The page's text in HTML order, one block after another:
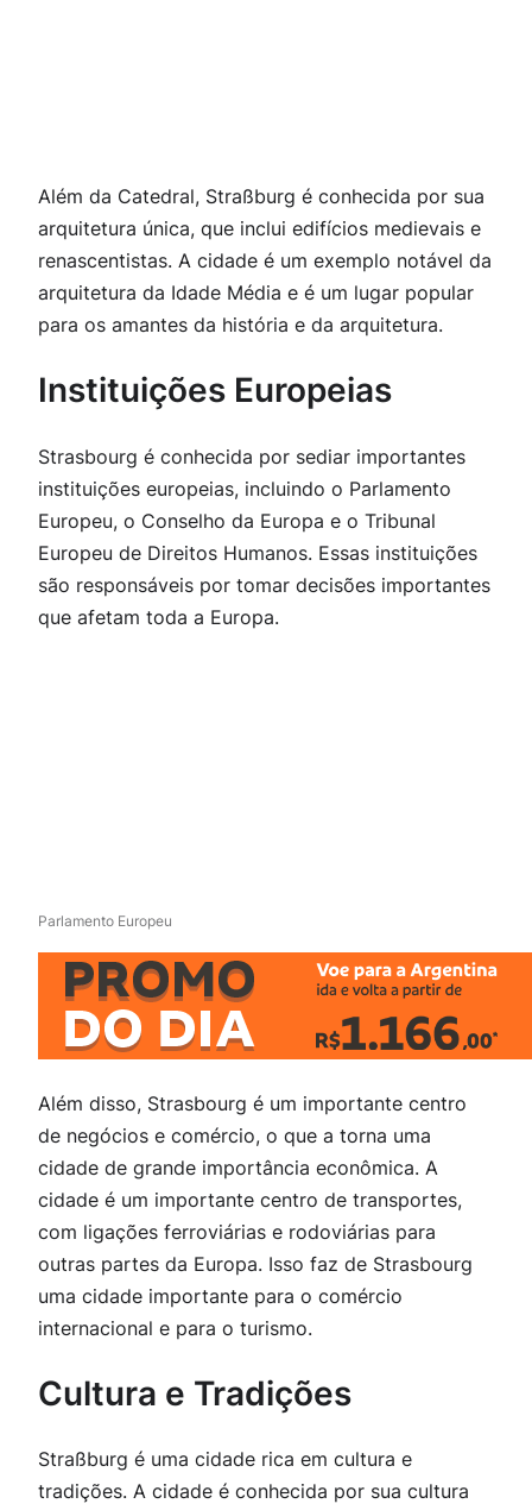
Além da Catedral, Straßburg é conhecida por sua
arquitetura única, que inclui edifícios medievais e
renascentistas. A cidade é um exemplo notável da
arquitetura da Idade Média e é um lugar popular
para os amantes da história e da arquitetura.
Instituições Europeias
Strasbourg é conhecida por sediar importantes
instituições europeias, incluindo o Parlamento
Europeu, o Conselho da Europa e o Tribunal
Europeu de Direitos Humanos. Essas instituições
são responsáveis por tomar decisões importantes
que afetam toda a Europa.
Parlamento Europeu
Além disso, Strasbourg é um importante centro
de negócios e comércio, o que a torna uma
cidade de grande importância econômica. A
cidade é um importante centro de transportes,
com ligações ferroviárias e rodoviárias para
outras partes da Europa. Isso faz de Strasbourg
uma cidade importante para o comércio
internacional e para o turismo.
Cultura e Tradições
Straßburg é uma cidade rica em cultura e
tradições. A cidade é conhecida por sua cultura